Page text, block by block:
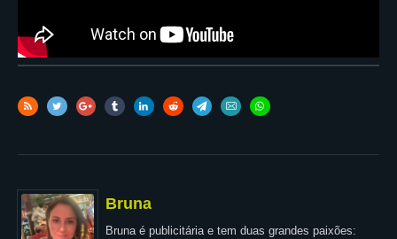
Bruna
Bruna é publicitária e tem duas grandes paixões: